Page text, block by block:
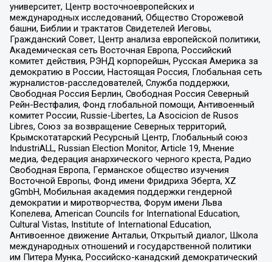
университет, Центр восточноевропейских и
международных исследований, Общество Сторожевой
башни, Библии и трактатов Свидетелей Иеговы,
Гражданский Совет, Центр анализа европейской политики,
Академическая сеть Восточная Европа, Российский
комитет действия, РЭНД корпорейшн, Русская Америка за
демократию в России, Настоящая Россия, Глобальная сеть
журналистов-расследователей, Служба поддержки,
Свободная Россия Берлин, Свободная Россия Северный
Рейн-Вестфалия, Фонд глобальной помощи, Антивоенный
комитет России, Russie-Libertes, La Asocicion de Rusos
Libres, Союз за возвращение Северных территорий,
Крымскотатарский Ресурсный Центр, Глобальный союз
IndustriALL, Russian Election Monitor, Article 19, Мнение
медиа, Федерация анархического черного креста, Радио
Свободная Европа, Германское общество изучения
Восточной Европы, Фонд имени Фридриха Эберта, XZ
gGmbH, Мобильная академия поддержки гендерной
демократии и миротворчества, Форум имени Льва
Копелева, American Councils for International Education,
Cultural Vistas, Institute of International Education,
Антивоенное движение Антальи, Открытый диалог, Школа
международных отношений и государственной политики
им Питера Мунка, Российско-канадский демократический